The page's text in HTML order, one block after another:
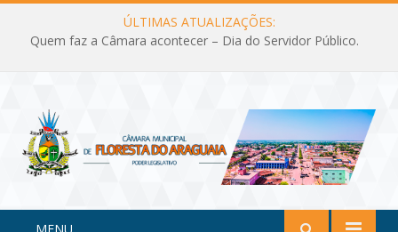
ÚLTIMAS ATUALIZAÇÕES:
Quem faz a Câmara acontecer – Dia do Servidor Público.